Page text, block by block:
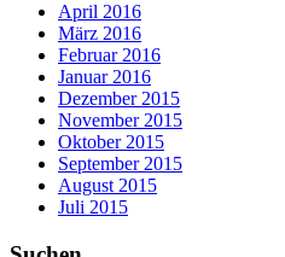
April 2016
März 2016
Februar 2016
Januar 2016
Dezember 2015
November 2015
Oktober 2015
September 2015
August 2015
Juli 2015